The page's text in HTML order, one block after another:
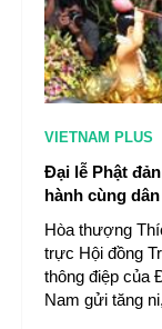
VIETNAM PLUS
Đại lễ Phật
hành cùng
Hòa thượng
trực Hội đồng
thông điệp của
Nam gửi tăng